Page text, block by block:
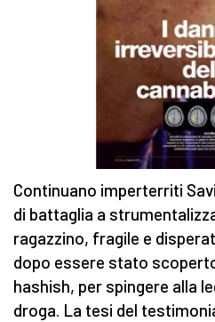
Continuano imperterriti
di battaglia a
ragazzino, fragile e
dopo essere stato
hashish, per spingere alla
droga. La tesi del